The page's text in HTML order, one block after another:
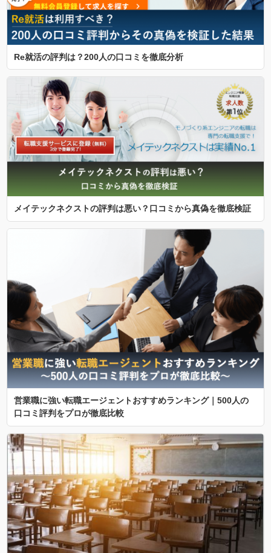
Re就活の評判は？200人の口コミを徹底分析
メイテックネクストの評判は悪い？口コミから真偽を徹底検証
営業職に強い転職エージェントおすすめランキング｜500人の
口コミ評判をプロが徹底比較